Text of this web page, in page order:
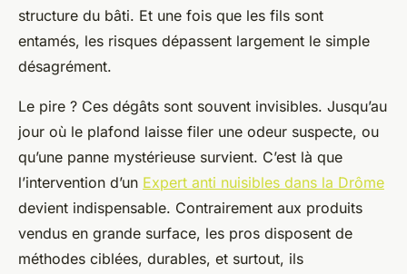
structure du bâti. Et une fois que les fils sont
entamés, les risques dépassent largement le simple
désagrément.
Le pire ? Ces dégâts sont souvent invisibles. Jusqu’au
jour où le plafond laisse filer une odeur suspecte, ou
qu’une panne mystérieuse survient. C’est là que
l’intervention d’un Expert anti nuisibles dans la Drôme
devient indispensable. Contrairement aux produits
vendus en grande surface, les pros disposent de
méthodes ciblées, durables, et surtout, ils